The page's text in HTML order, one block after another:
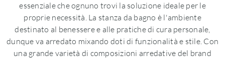
essenziale che ognuno trovi la soluzione ideale per le
proprie necessità. La stanza da bagno è l'ambiente
destinato al benessere e alle pratiche di cura personale,
dunque va arredato mixando doti di funzionalità e stile. Con
una grande varietà di composizioni arredative del brand